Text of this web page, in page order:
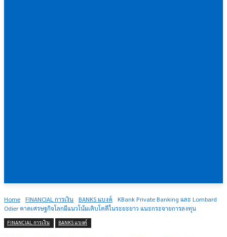
Home FINANCIAL การเงิน BANKS แบงค์
KBank Private Banking และ Lombard
Odier คาดเศรษฐกิจโลกมีแนวโน้มเติบโตดีในระยะยาว แนะกระจายการลงทุน
FINANCIAL การเงิน BANKS แบงค์